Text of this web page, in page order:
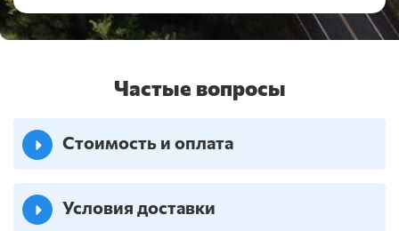
Частые вопросы
Стоимость и оплата
Условия доставки